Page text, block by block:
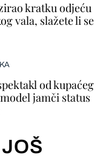
kratku odjeću
vala, slažete li se
od kupaćeg
jamči status